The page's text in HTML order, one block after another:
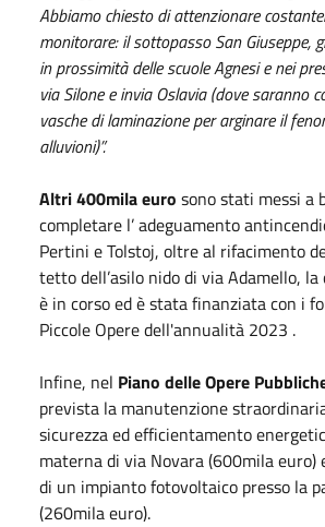
Abbiamo chiesto di attenzionare
monitorare: il sottopasso San Giuseppe,
in prossimità delle scuole Agnesi e nei
via Silone e invia Oslavia (dove saranno
vasche di laminazione per arginare il
alluvioni)”.
Altri 400mila euro sono stati messi a
completare l’ adeguamento
Pertini e Tolstoj, oltre al rifacimento
tetto dell’asilo nido di via Adamello,
è in corso ed è stata finanziata con i
Piccole Opere dell'annualità 2023 .
Infine, nel Piano delle Opere
prevista la manutenzione
sicurezza ed efficientamento
materna di via Novara (600mila euro)
di un impianto fotovoltaico presso la
(260mila euro).